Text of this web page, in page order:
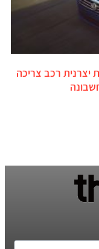
יצרנית רכב צריכה